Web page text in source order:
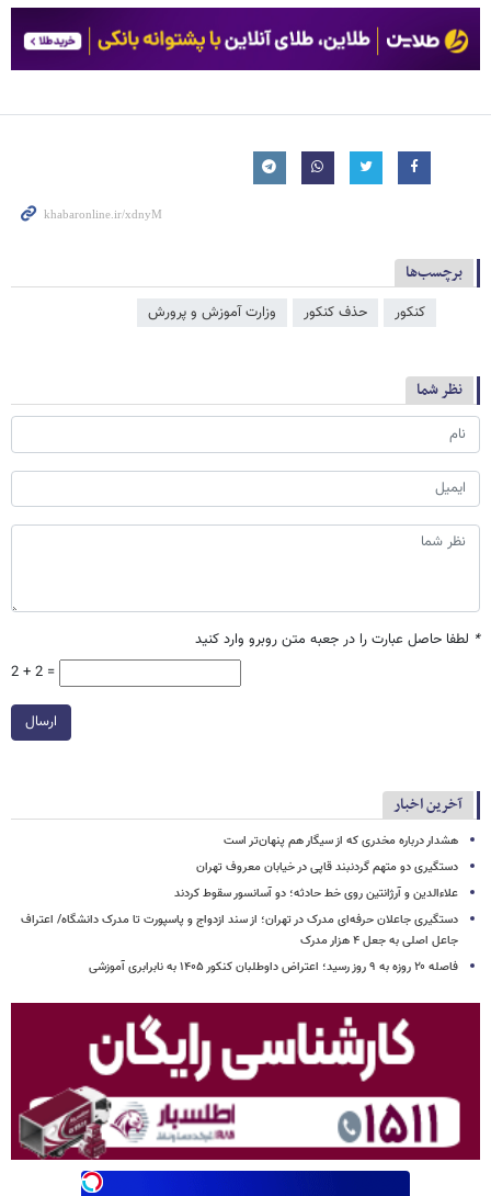
برچسب‌ها
کنکور حذف کنکور وزارت آموزش و پرورش
نظر شما
* لطفا حاصل عبارت را در جعبه متن روبرو وارد کنید
2 + 2 =
ارسال
آخرین اخبار
هشدار درباره مخدری که از سیگار هم پنهان‌تر است
دستگیری دو متهم گردنبند قاپی در خیابان معروف تهران
علاءالدین و آرژانتین روی خط حادثه؛ دو آسانسور سقوط کردند
دستگیری جاعلان حرفه‌ای مدرک در تهران؛ از سند ازدواج و پاسپورت تا مدرک دانشگاه/ اعتراف
جاعل اصلی به جعل ۴ هزار مدرک
فاصله ۲۰ روزه به ۹ روز رسید؛ اعتراض داوطلبان کنکور ۱۴۰۵ به نابرابری آموزشی